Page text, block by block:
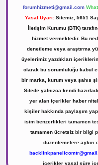
forumhizmeti@gmail.com
Yasal Uyarı: Sitemiz, 5651
İletişim Kurumu (BTK)
hizmet vermektedir. Bu
denetleme veya araştırma
üyelerimiz yazdıkları
olarak bu sorumluluğu kabul
bir marka, kurum veya şahıs
Sitede yalnızca kendi
yer alan içerikler haber
kişiler hakkında paylaşım
isim benzerlikleri tamamen
tamamen ücretsiz bir bilgi
düzenlemelere aykırı
içerikler yasal süre